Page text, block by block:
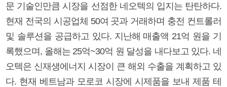
문 기술인만큼 시장을 선점한 네오텍의 입지는 탄탄하다.
현재 전국의 시공업체 50여 곳과 거래하며 충전 컨트롤러
및 솔루션을 공급하고 있다. 지난해 매출액 21억 원을 기
록했으며, 올해는 25억~30억 원 달성을 내다보고 있다. 네
오텍은 신재생에너지 시장이 큰 해외 수출을 계획하고 있
다. 현재 베트남과 모로코 시장에 시제품을 보내 제품 테